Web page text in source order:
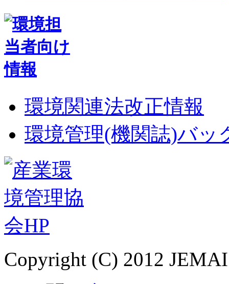
環境関連法改正情報
環境管理(機関誌)バ
Copyright (C) 2012